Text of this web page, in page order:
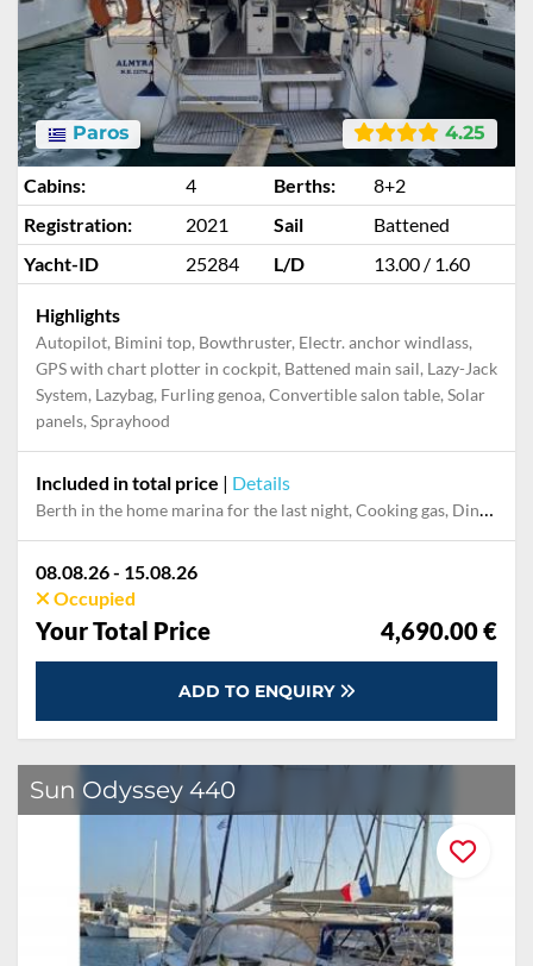
4.25
Paros
Cabins: 4 Berths:
8+2
Registration:
2021 Sail
Battened
Yacht-ID
25284 L/D 13.00 / 1.60
Highlights
Autopilot, Bimini top, Bowthruster, Electr. anchor windlass,
GPS with chart plotter in cockpit, Battened main sail, Lazy-Jack
System, Lazybag, Furling genoa, Convertible salon table, Solar
panels, Sprayhood
Included in total price | Details
Berth in the home marina for the last night, Cooking gas, Dinghy, Final cleaning, Multi week fee for deposit reduction, Outboard engine, Pillow, blanket, sheets, duvet cover, Service fees, Starter pack, Towels
08.08.26 - 15.08.26
Occupied
Your Total Price 4,690.00 €
ADD TO ENQUIRY
Sun Odyssey 440